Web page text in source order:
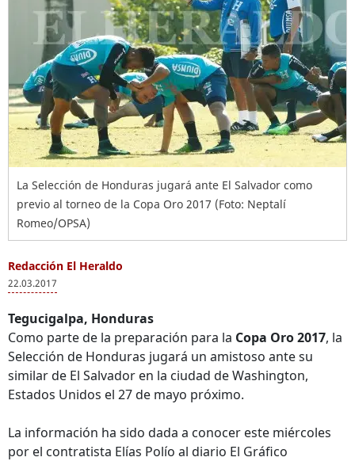
La Selección de Honduras jugará ante El Salvador como
previo al torneo de la Copa Oro 2017 (Foto: Neptalí
Romeo/OPSA)
Redacción El Heraldo
22.03.2017
Tegucigalpa, Honduras
Como parte de la preparación para la Copa Oro 2017, la
Selección de Honduras jugará un amistoso ante su
similar de El Salvador en la ciudad de Washington,
Estados Unidos el 27 de mayo próximo.
La información ha sido dada a conocer este miércoles
por el contratista Elías Polío al diario El Gráfico